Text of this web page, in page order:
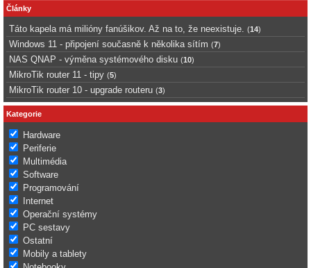
Články
Táto kapela má milióny fanúšikov. Až na to, že neexistuje. (14)
Windows 11 - připojení současně k několika sítím (7)
NAS QNAP - výměna systémového disku (10)
MikroTik router 11 - tipy (5)
MikroTik router 10 - upgrade routeru (3)
Kategorie
Hardware
Periferie
Multimédia
Software
Programování
Internet
Operační systémy
PC sestavy
Ostatní
Mobily a tablety